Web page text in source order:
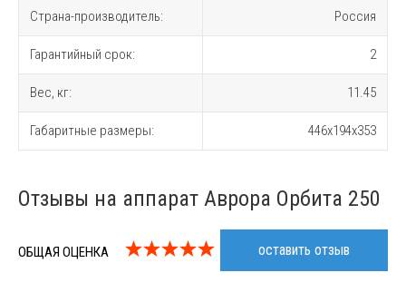
Страна-производитель: Россия
Гарантийный срок: 2
Вес, кг: 11.45
Габаритные размеры: 446x194x353
Отзывы на аппарат Аврора Орбита 250
ОБЩАЯ ОЦЕНКА оставить отзыв